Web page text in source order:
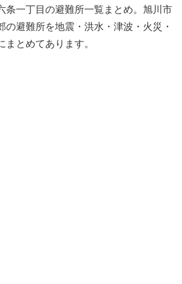
条一丁目の避難所一覧まとめ。旭川市
の避難所を地震・洪水・津波・火災・
とめてあります。